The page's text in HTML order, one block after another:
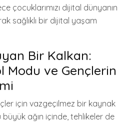
çocuklarımızı dijital dünyanın
sağlıklı bir dijital yaşam
Bir Kalkan:
Modu ve Gençlerin
için vazgeçilmez bir kaynak
ağın içinde, tehlikeler de